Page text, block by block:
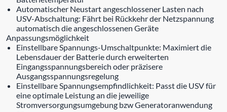
Automatischer Neustart angeschlossener Lasten nach
USV-Abschaltung: Fährt bei Rückkehr der Netzspannung
automatisch die angeschlossenen Geräte
Anpassungsmöglichkeit
Einstellbare Spannungs-Umschaltpunkte: Maximiert die
Lebensdauer der Batterie durch erweiterten
Eingangsspannungsbereich oder präzisere
Ausgangsspannungsregelung
Einstellbare Spannungsempfindlichkeit: Passt die USV für
eine optimale Leistung an die jeweilige
Stromversorgungsumgebung bzw Generatoranwendung